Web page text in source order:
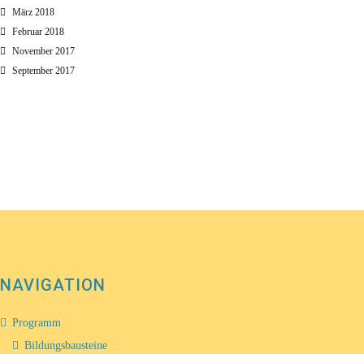
März 2018
Februar 2018
November 2017
September 2017
NAVIGATION
Programm
Bildungsbausteine